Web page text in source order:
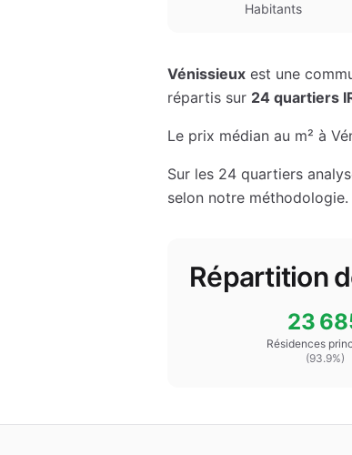
Habitants
Vénissieux est une
répartis sur 24 quartiers
Le prix médian au m² à
Sur les 24 quartiers
selon notre méthodologie.
Répartition
23
Résidences
(93.9%)